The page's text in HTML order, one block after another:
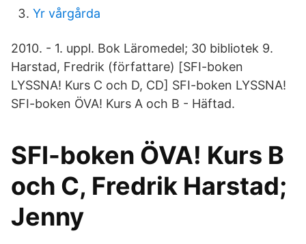
Yr vårgårda
2010. - 1. uppl. Bok Läromedel; 30 bibliotek 9.
Harstad, Fredrik (författare) [SFI-boken
LYSSNA! Kurs C och D, CD] SFI-boken LYSSNA!
SFI-boken ÖVA! Kurs A och B - Häftad.
SFI-boken ÖVA! Kurs B
och C, Fredrik Harstad;
Jenny